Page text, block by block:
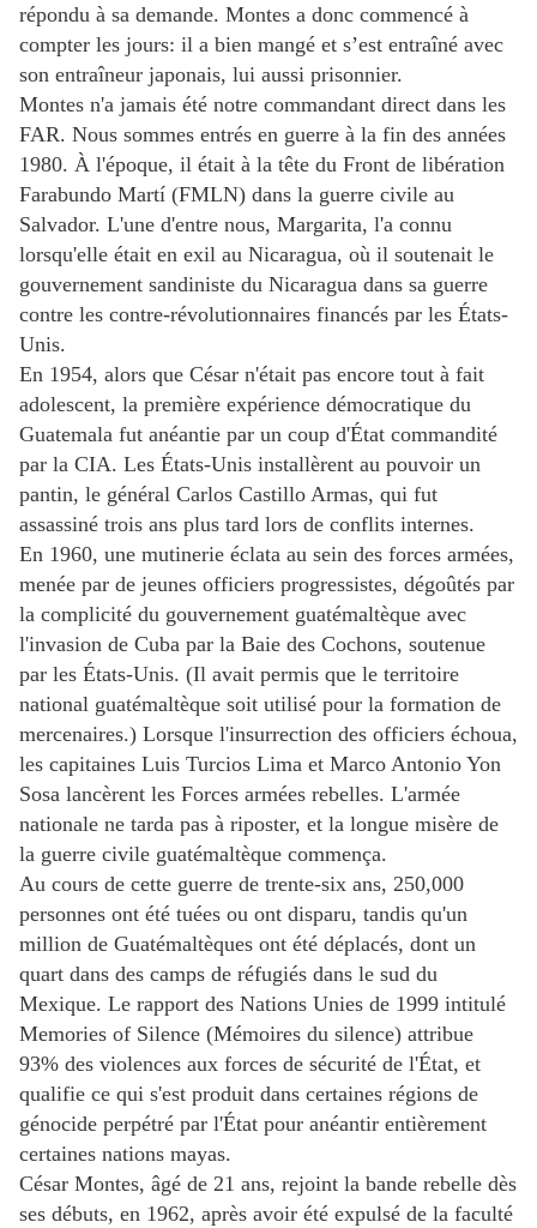
répondu à sa demande. Montes a donc commencé à
compter les jours: il a bien mangé et s’est entraîné avec
son entraîneur japonais, lui aussi prisonnier.
Montes n'a jamais été notre commandant direct dans les
FAR. Nous sommes entrés en guerre à la fin des années
1980. À l'époque, il était à la tête du Front de libération
Farabundo Martí (FMLN) dans la guerre civile au
Salvador. L'une d'entre nous, Margarita, l'a connu
lorsqu'elle était en exil au Nicaragua, où il soutenait le
gouvernement sandiniste du Nicaragua dans sa guerre
contre les contre-révolutionnaires financés par les États-
Unis.
En 1954, alors que César n'était pas encore tout à fait
adolescent, la première expérience démocratique du
Guatemala fut anéantie par un coup d'État commandité
par la CIA. Les États-Unis installèrent au pouvoir un
pantin, le général Carlos Castillo Armas, qui fut
assassiné trois ans plus tard lors de conflits internes.
En 1960, une mutinerie éclata au sein des forces armées,
menée par de jeunes officiers progressistes, dégoûtés par
la complicité du gouvernement guatémaltèque avec
l'invasion de Cuba par la Baie des Cochons, soutenue
par les États-Unis. (Il avait permis que le territoire
national guatémaltèque soit utilisé pour la formation de
mercenaires.) Lorsque l'insurrection des officiers échoua,
les capitaines Luis Turcios Lima et Marco Antonio Yon
Sosa lancèrent les Forces armées rebelles. L'armée
nationale ne tarda pas à riposter, et la longue misère de
la guerre civile guatémaltèque commença.
Au cours de cette guerre de trente-six ans, 250,000
personnes ont été tuées ou ont disparu, tandis qu'un
million de Guatémaltèques ont été déplacés, dont un
quart dans des camps de réfugiés dans le sud du
Mexique. Le rapport des Nations Unies de 1999 intitulé
Memories of Silence (Mémoires du silence) attribue
93% des violences aux forces de sécurité de l'État, et
qualifie ce qui s'est produit dans certaines régions de
génocide perpétré par l'État pour anéantir entièrement
certaines nations mayas.
César Montes, âgé de 21 ans, rejoint la bande rebelle dès
ses débuts, en 1962, après avoir été expulsé de la faculté